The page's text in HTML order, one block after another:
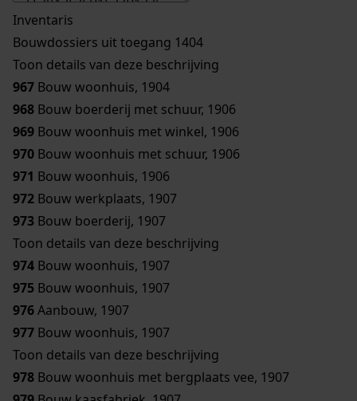
Inventaris
Bouwdossiers uit toegang 1404
Toon details van deze beschrijving
967 Bouw woonhuis, 1904
968 Bouw boerderij met schuur, 1906
969 Bouw woonhuis met winkel, 1906
970 Bouw woonhuis met schuur, 1906
971 Bouw woonhuis, 1906
972 Bouw werkplaats, 1907
973 Bouw boerderij, 1907
Toon details van deze beschrijving
974 Bouw woonhuis, 1907
975 Bouw woonhuis, 1907
976Aanbouw, 1907
977 Bouw woonhuis, 1907
Toon details van deze beschrijving
978 Bouw woonhuis met bergplaats vee, 1907